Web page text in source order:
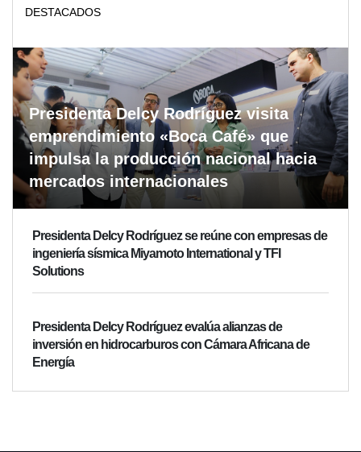
DESTACADOS
Presidenta Delcy Rodríguez visita
emprendimiento «Boca Café» que
impulsa la producción nacional hacia
mercados internacionales
Presidenta Delcy Rodríguez se reúne con empresas de
ingeniería sísmica Miyamoto International y TFI
Solutions
Presidenta Delcy Rodríguez evalúa alianzas de
inversión en hidrocarburos con Cámara Africana de
Energía